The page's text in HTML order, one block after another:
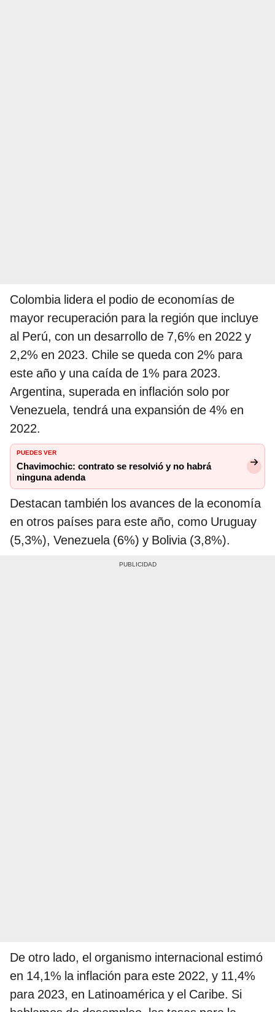
Colombia lidera el podio de economías de
mayor recuperación para la región que incluye
al Perú, con un desarrollo de 7,6% en 2022 y
2,2% en 2023. Chile se queda con 2% para
este año y una caída de 1% para 2023.
Argentina, superada en inflación solo por
Venezuela, tendrá una expansión de 4% en
2022.
PUEDES VER
Chavimochic: contrato se resolvió y no habrá
ninguna adenda
Destacan también los avances de la economía
en otros países para este año, como Uruguay
(5,3%), Venezuela (6%) y Bolivia (3,8%).
De otro lado, el organismo internacional estimó
en 14,1% la inflación para este 2022, y 11,4%
para 2023, en Latinoamérica y el Caribe. Si